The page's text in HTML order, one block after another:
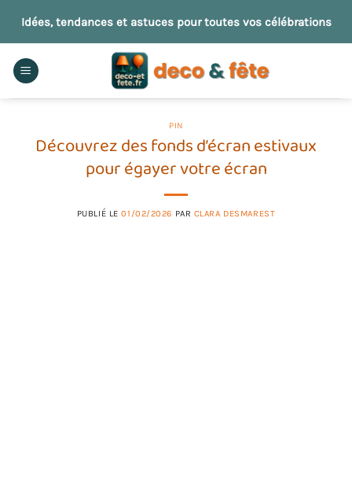
contenu
Idées, tendances et astuces pour toutes vos célébrations
PIN
Découvrez des fonds d’écran estivaux
pour égayer votre écran
PUBLIÉ LE01/02/2026 PAR CLARA DESMAREST